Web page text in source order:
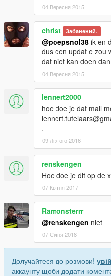
04 Вересня 2015
christ Забанений.
@poepsnol38 ik en
dus een updat e zou
dat niet kan doen
04 Вересня 2015
lennert2000
hoe doe je dat mail
.
09 Лютого 2016
renskengen
Hoe doe je dit op de
07 Квітня 2017
Ramonsterrr
@renskengen niet
07 Січня 2018
Долучайтеся до розмови!
аккаунту щоби додати